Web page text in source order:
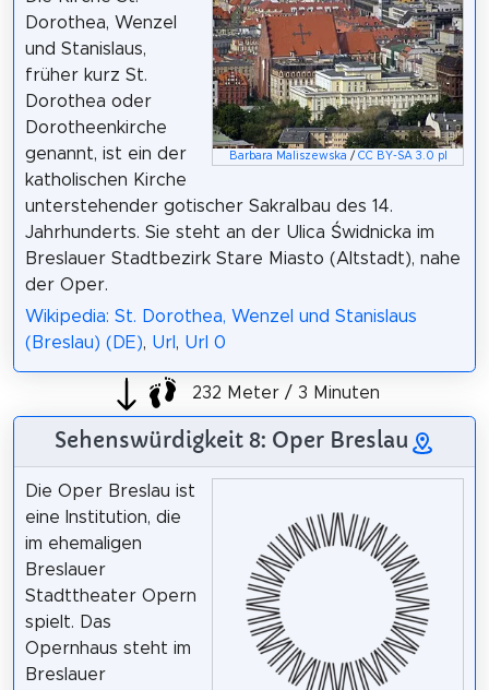
Barbara Maliszewska / CC BY-SA 3.0 pl
Dorothea, Wenzel
und Stanislaus,
früher kurz St.
Dorothea oder
Dorotheenkirche
genannt, ist ein der
katholischen Kirche
unterstehender gotischer Sakralbau des 14.
Jahrhunderts. Sie steht an der Ulica Świdnicka im
Breslauer Stadtbezirk Stare Miasto (Altstadt), nahe
der Oper.
Wikipedia: St. Dorothea, Wenzel und Stanislaus
(Breslau) (DE), Url , Url 0
232 Meter / 3 Minuten
Sehenswürdigkeit 8: Oper Breslau
Die Oper Breslau ist
eine Institution, die
im ehemaligen
Breslauer
Stadttheater Opern
spielt. Das
Opernhaus steht im
Breslauer